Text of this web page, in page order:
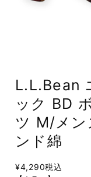
L.L.Bean
ック BD
ツ M/メン
ンド綿
¥4,290税込